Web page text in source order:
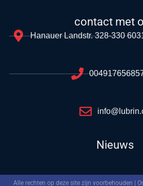
contact met
Hanauer Landstr. 328-330
Nieuws
Alle rechten op deze site zijn voorbehouden |